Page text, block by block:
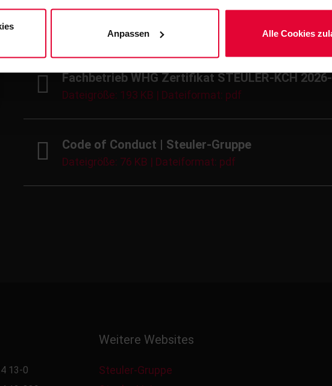
Anpassen Alle Cookies
ISO50001 Zertifikat für STEULER-KCH Materials
Dateigröße: 282 KB | Dateiformat: pdf
Fachbetrieb WHG Zertifikat STEULER-KCH
Dateigröße: 193 KB | Dateiformat: pdf
Code of Conduct | Steuler-Gruppe
Dateigröße: 76 KB | Dateiformat: pdf
13-0
Weitere Websites
Steuler-Gruppe